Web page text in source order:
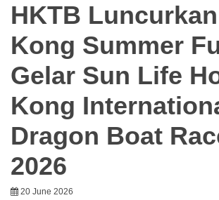
HKTB
Kong Summer
Gelar Sun Life
Kong
Dragon Boat
2026
20 June 2026